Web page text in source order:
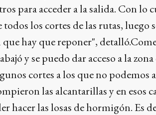
para acceder a la salida. Con lo
los cortes de las rutas, luego
hay que reponer",
y se puedo dar acceso a la
cortes a los que no podemos
las alcantarillas y en esos
hacer las losas de hormigón. Es